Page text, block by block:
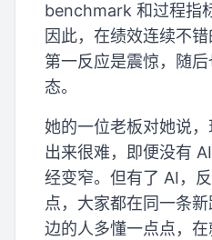
benchmark 和过程指
因此，在绩效连续不
第一反应是震惊，随
态。
她的一位老板对她说
出来很难，即便没有
经变窄。但有了 AI，
点，大家都在同一条
边的人多懂一点点，